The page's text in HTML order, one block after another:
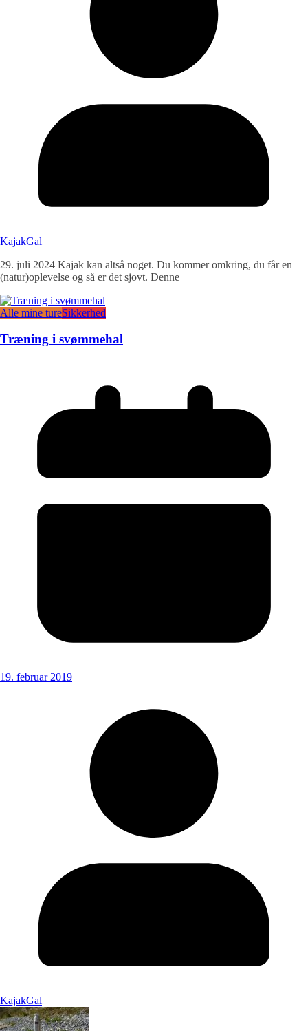
KajakGal
29. juli 2024 Kajak kan altså noget. Du kommer omkring, du får en
(natur)oplevelse og så er det sjovt. Denne
Alle mine tureSikkerhed
Træning i svømmehal
19. februar 2019
KajakGal